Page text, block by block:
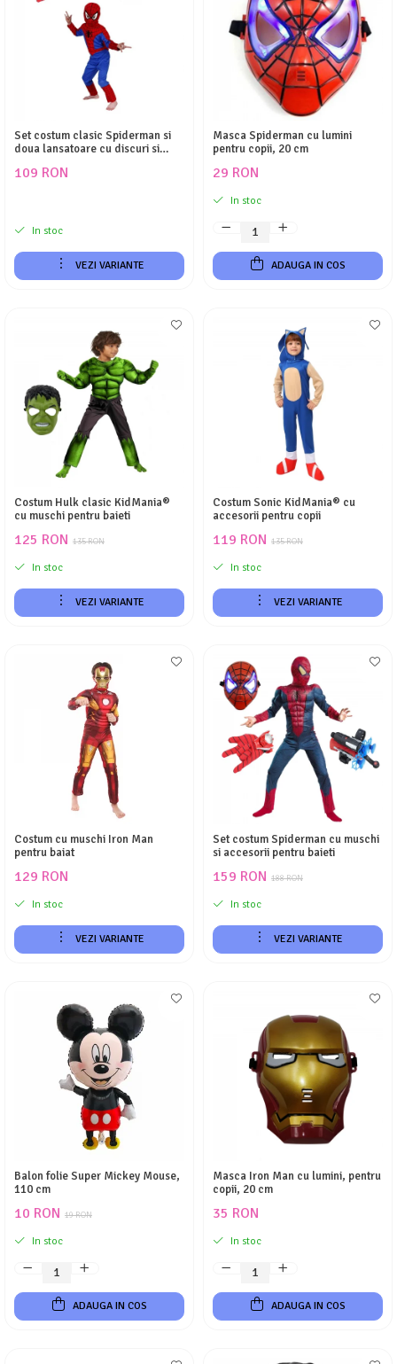
Costume Printi
Costume Vrajitoare Copii
Costume pentru Halloween
Costume Populare
Baloane latex
Pinata petreceri
Set costum clasic Spiderman si
doua lansatoare cu discuri si
109 RON
In stoc
VEZI VARIANTE
Masca Spiderman cu lumini
pentru copii, 20 cm
29 RON
In stoc
ADAUGA IN COS
Costum Hulk clasic KidMania®
cu muschi pentru baieti
135 RON
125 RON
In stoc
VEZI VARIANTE
Costum Sonic KidMania® cu
accesorii pentru copii
135 RON
119 RON
In stoc
VEZI VARIANTE
Costum cu muschi Iron Man
pentru baiat
129 RON
In stoc
VEZI VARIANTE
Set costum Spiderman cu muschi
si accesorii pentru baieti
188 RON
159 RON
In stoc
VEZI VARIANTE
Balon folie Super Mickey Mouse,
110 cm
19 RON
10 RON
In stoc
ADAUGA IN COS
Masca Iron Man cu lumini, pentru
copii, 20 cm
35 RON
In stoc
ADAUGA IN COS